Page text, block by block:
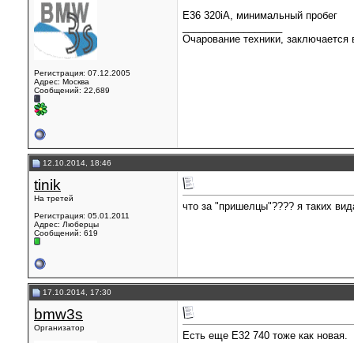
Регистрация: 07.12.2005
Адрес: Москва
Сообщений: 22,689
Е36 320iA, минимальный пробег
Очарование техники,
12.10.2014, 18:46
tinik
На третей
Регистрация: 05.01.2011
Адрес: Люберцы
Сообщений: 619
что за "пришелцы"???? я таких
17.10.2014, 17:30
bmw3s
Организатор
Есть еще Е32 740 тоже как новая.